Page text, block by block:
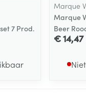
7 Prod.
Marque
Marque
Beer
€ 14,47